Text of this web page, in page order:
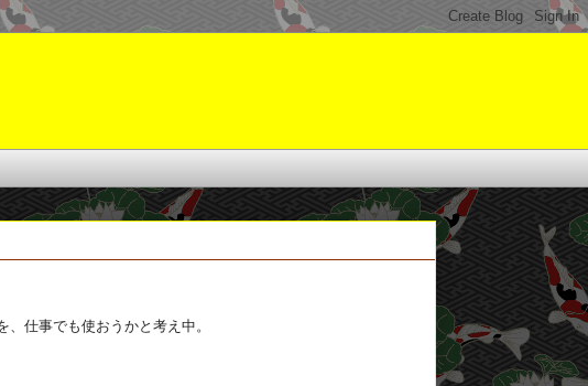
仕事でも使おうかと考え中。